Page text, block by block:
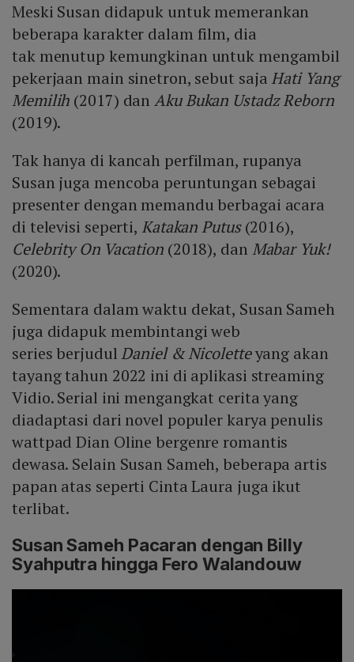
Meski Susan didapuk untuk memerankan
beberapa karakter dalam film, dia
tak menutup kemungkinan untuk mengambil
pekerjaan main sinetron, sebut saja Hati Yang
Memilih (2017) danAku Bukan Ustadz Reborn
(2019).
Tak hanya di kancah perfilman, rupanya
Susan juga mencoba peruntungan sebagai
presenter dengan memandu berbagai acara
di televisi seperti, Katakan Putus(2016),
Celebrity On Vacation (2018), dan Mabar Yuk!
(2020).
Sementara dalam waktu dekat, Susan Sameh
juga didapuk membintangi web
series berjudul Daniel & Nicoletteyang akan
tayang tahun 2022 ini di aplikasi streaming
Vidio. Serial ini mengangkat cerita yang
diadaptasi dari novel populer karya penulis
wattpad Dian Oline bergenre romantis
dewasa. Selain Susan Sameh, beberapa artis
papan atas seperti Cinta Laura juga ikut
terlibat.
Susan Sameh Pacaran dengan Billy
Syahputra hingga Fero Walandouw